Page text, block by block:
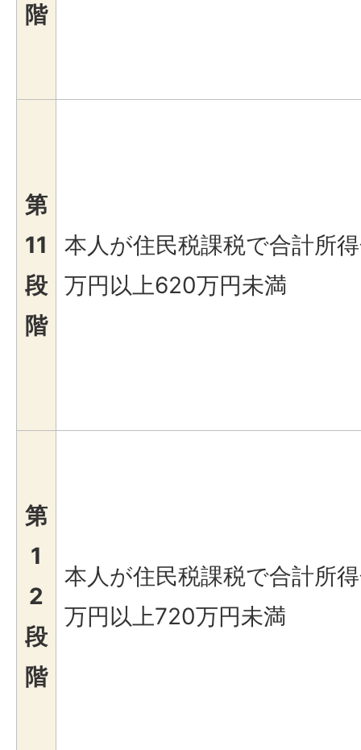
階
第
11
段
階
本人が住民税課税で合計所
万円以上620万円未満
第
1
2
段
階
本人が住民税課税で合計所
万円以上720万円未満